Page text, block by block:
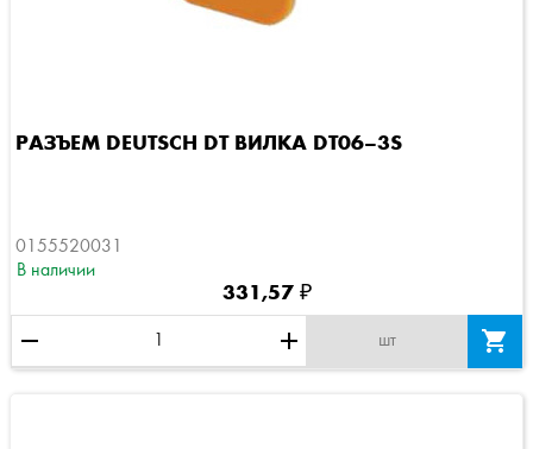
РАЗЪЕМ DEUTSCH DT ВИЛКА DT06–3S
0155520031
В наличии
331,57 ₽
remove add шт 